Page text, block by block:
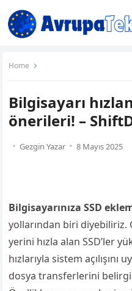
Home
Bilgisayarı
önerileri! –
Gezgin Yazar 8 Mayıs 2025
Bilgisayarınıza SSD
yollarından biri
yerini hızla alan SSD’ler
hızlarıyla sistem
dosya transferlerini